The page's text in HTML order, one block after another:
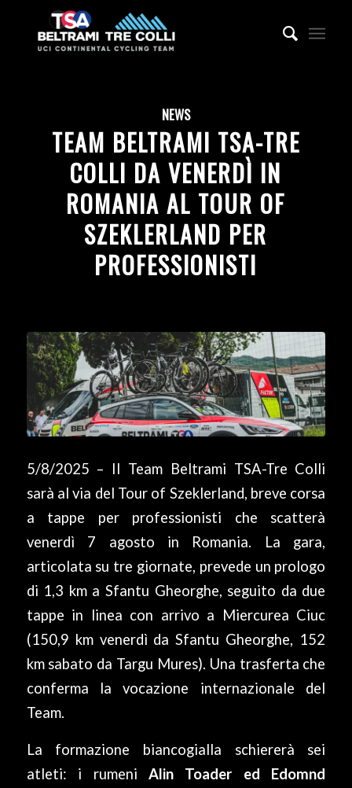
NEWS
TEAM BELTRAMI TSA-TRE
COLLI DA VENERDÌ IN
ROMANIA AL TOUR OF
SZEKLERLAND PER
PROFESSIONISTI
5/8/2025 – Il Team Beltrami TSA-Tre Colli
sarà al via del Tour of Szeklerland, breve corsa
a tappe per professionisti che scatterà
venerdì 7 agosto in Romania. La gara,
articolata su tre giornate, prevede un prologo
di 1,3 km a Sfantu Gheorghe, seguito da due
tappe in linea con arrivo a Miercurea Ciuc
(150,9 km venerdì da Sfantu Gheorghe, 152
km sabato da Targu Mures). Una trasferta che
conferma la vocazione internazionale del
Team.
La formazione biancogialla schiererà sei
atleti: i rumeni Alin Toader ed Edomnd